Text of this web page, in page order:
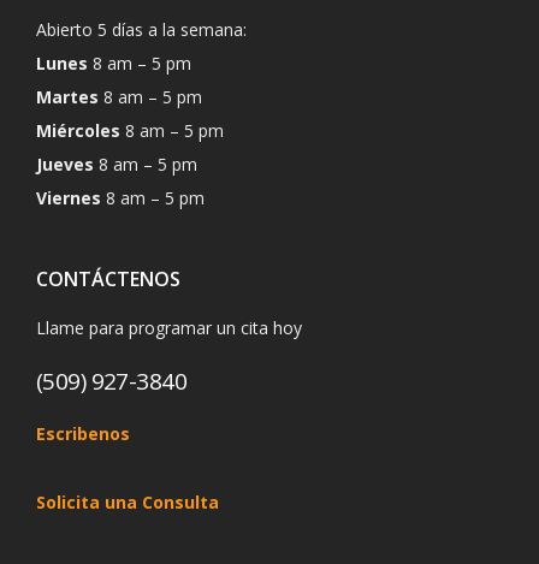
Abierto 5 días a la semana:
Lunes 8 am – 5 pm
Martes 8 am – 5 pm
Miércoles 8 am – 5 pm
Jueves 8 am – 5 pm
Viernes 8 am – 5 pm
CONTÁCTENOS
Llame para programar un cita hoy
(509) 927-3840
Escribenos
Solicita una Consulta